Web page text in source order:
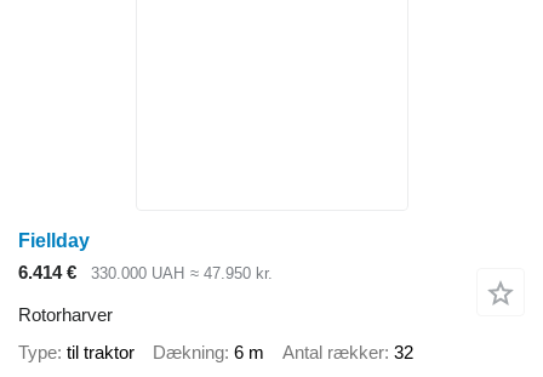
Fiellday
6.414 €
330.000 UAH ≈ 47.950 kr.
Rotorharver
Type til traktor Dækning 6 m Antal rækker 32